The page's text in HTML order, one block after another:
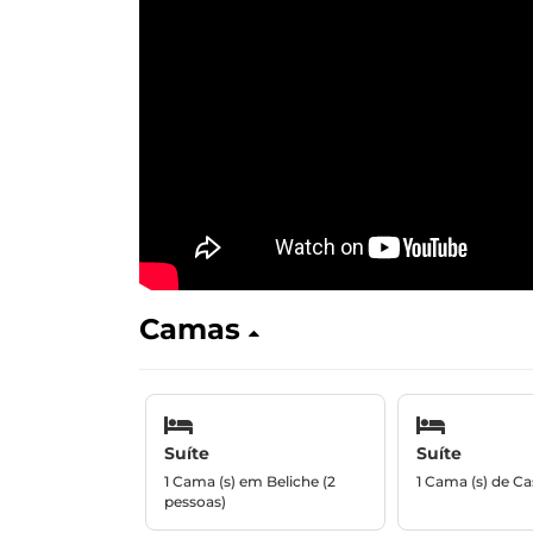
Camas
Suíte
1 Cama (s) em Beliche (2
pessoas)
Suíte
1 Cama (s) de